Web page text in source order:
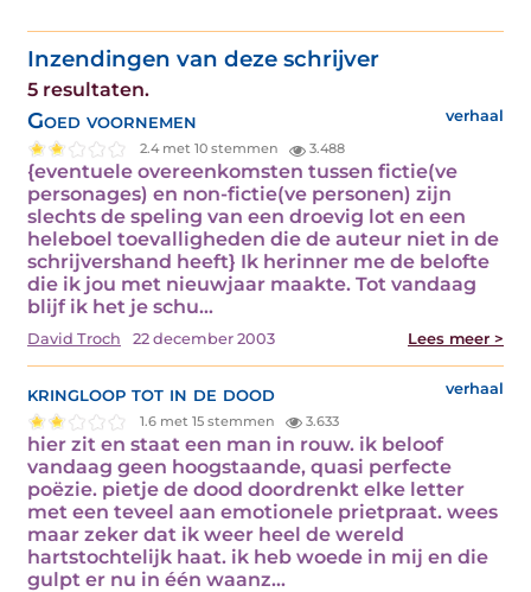
Inzendingen van deze schrijver
5 resultaten.
Goed voornemen verhaal
2.4 met 10 stemmen 3.488
{eventuele overeenkomsten tussen fictie(ve
personages) en non-fictie(ve personen) zijn
slechts de speling van een droevig lot en een
heleboel toevalligheden die de auteur niet in de
schrijvershand heeft} Ik herinner me de belofte
die ik jou met nieuwjaar maakte. Tot vandaag
blijf ik het je schu...
David Troch 22 december 2003 Lees meer >
kringloop tot in de dood verhaal
1.6 met 15 stemmen 3.633
hier zit en staat een man in rouw. ik beloof
vandaag geen hoogstaande, quasi perfecte
poëzie. pietje de dood doordrenkt elke letter
met een teveel aan emotionele prietpraat. wees
maar zeker dat ik weer heel de wereld
hartstochtelijk haat. ik heb woede in mij en die
gulpt er nu in één waanz...